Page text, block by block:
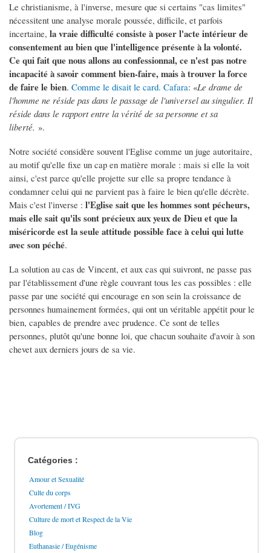
Le christianisme, à l'inverse, mesure que si certains "cas limites"
nécessitent une analyse morale poussée, difficile, et parfois
incertaine, la vraie difficulté consiste à poser l'acte intérieur de
consentement au bien que l'intelligence présente à la volonté.
Ce qui fait que nous allons au confessionnal, ce n'est pas notre
incapacité à savoir comment bien-faire, mais à trouver la force
de faire le bien. Comme le disait le card. Cafara: «Le drame de
l'homme ne réside pas dans le passage de l'universel au singulier. Il
réside dans le rapport entre la vérité de sa personne et sa
liberté. ».
Notre société considère souvent l'Eglise comme un juge autoritaire,
au motif qu'elle fixe un cap en matière morale : mais si elle la voit
ainsi, c'est parce qu'elle projette sur elle sa propre tendance à
condamner celui qui ne parvient pas à faire le bien qu'elle décrète.
Mais c'est l'inverse : l'Eglise sait que les hommes sont pécheurs,
mais elle sait qu'ils sont précieux aux yeux de Dieu et que la
miséricorde est la seule attitude possible face à celui qui lutte
avec son péché.
La solution au cas de Vincent, et aux cas qui suivront, ne passe pas
par l'établissement d'une règle couvrant tous les cas possibles : elle
passe par une société qui encourage en son sein la croissance de
personnes humainement formées, qui ont un véritable appétit pour le
bien, capables de prendre avec prudence. Ce sont de telles
personnes, plutôt qu'une bonne loi, que chacun souhaite d'avoir à son
chevet aux derniers jours de sa vie.
Catégories :
Amour et Sexualité
Culte du corps
Avortement / IVG
Culture de mort et Respect de la Vie
Blog
Euthanasie / Eugénisme